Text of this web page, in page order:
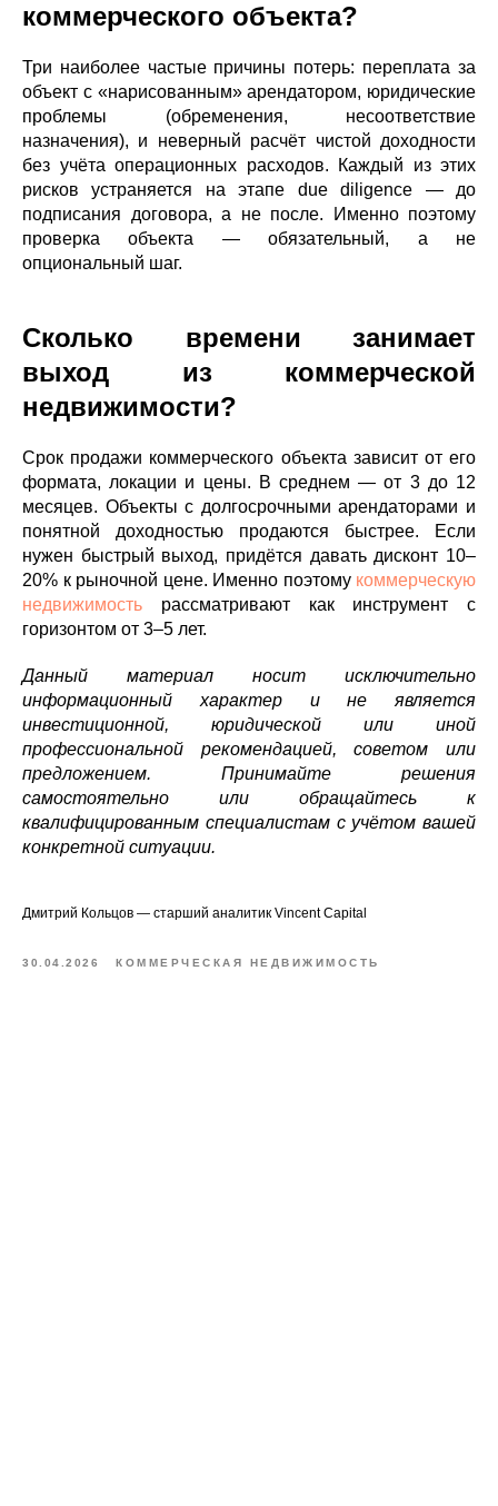
коммерческого объекта?
Три наиболее частые причины потерь: переплата за
объект с «нарисованным» арендатором, юридические
проблемы (обременения, несоответствие
назначения), и неверный расчёт чистой доходности
без учёта операционных расходов. Каждый из этих
рисков устраняется на этапе due diligence — до
подписания договора, а не после. Именно поэтому
проверка объекта — обязательный, а не
опциональный шаг.
Сколько времени занимает
выход из коммерческой
недвижимости?
Срок продажи коммерческого объекта зависит от его
формата, локации и цены. В среднем — от 3 до 12
месяцев. Объекты с долгосрочными арендаторами и
понятной доходностью продаются быстрее. Если
нужен быстрый выход, придётся давать дисконт 10–
20% к рыночной цене. Именно поэтому коммерческую
недвижимость рассматривают как инструмент с
горизонтом от 3–5 лет.
Данный материал носит исключительно
информационный характер и не является
инвестиционной, юридической или иной
профессиональной рекомендацией, советом или
предложением. Принимайте решения
самостоятельно или обращайтесь к
квалифицированным специалистам с учётом вашей
конкретной ситуации.
Дмитрий Кольцов — старший аналитик Vincent Capital
30.04.2026 КОММЕРЧЕСКАЯ НЕДВИЖИМОСТЬ